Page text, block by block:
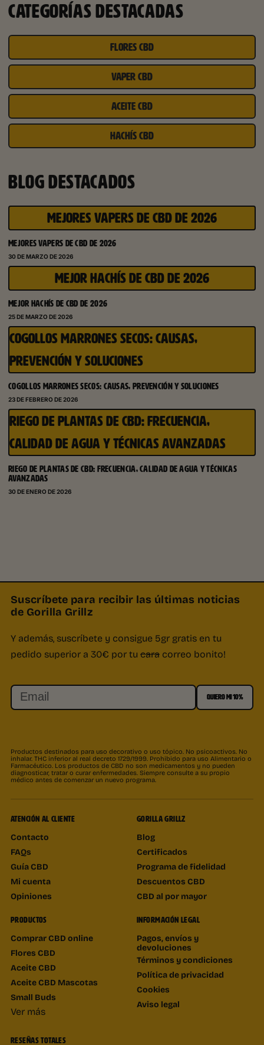
CATEGORÍAS DESTACADAS
FLORES CBD
VAPER CBD
ACEITE CBD
HACHÍS CBD
BLOG DESTACADOS
MEJORES VAPERS DE CBD DE 2026
MEJORES VAPERS DE CBD DE 2026
30 DE MARZO DE 2026
MEJOR HACHÍS DE CBD DE 2026
MEJOR HACHÍS DE CBD DE 2026
25 DE MARZO DE 2026
COGOLLOS MARRONES SECOS: CAUSAS,
PREVENCIÓN Y SOLUCIONES
COGOLLOS MARRONES SECOS: CAUSAS, PREVENCIÓN Y SOLUCIONES
23 DE FEBRERO DE 2026
RIEGO DE PLANTAS DE CBD: FRECUENCIA,
CALIDAD DE AGUA Y TÉCNICAS AVANZADAS
RIEGO DE PLANTAS DE CBD: FRECUENCIA, CALIDAD DE AGUA Y TÉCNICAS
AVANZADAS
30 DE ENERO DE 2026
Suscríbete para recibir las últimas noticias
de Gorilla Grillz
Y además, suscríbete y consigue 5gr gratis en tu
pedido superior a 30€ por tu cara correo bonito!
Email QUIERO MI 10%
Productos destinados para uso decorativo o uso tópico. No psicoactivos. No
inhalar. THC inferior al real decreto 1729/1999. Prohibido para uso Alimentario o
Farmacéutico. Los productos de CBD no son medicamentos y no pueden
diagnosticar, tratar o curar enfermedades. Siempre consulte a su propio
médico antes de comenzar un nuevo programa.
ATENCIÓN AL CLIENTE
Contacto
FAQs
Guía CBD
Mi cuenta
Opiniones
GORILLA GRILLZ
Blog
Certificados
Programa de fidelidad
Descuentos CBD
CBD al por mayor
PRODUCTOS
Comprar CBD online
Flores CBD
Aceite CBD
Aceite CBD Mascotas
Small Buds
Ver más
INFORMACIÓN LEGAL
Pagos, envíos y
devoluciones
Términos y condiciones
Política de privacidad
Cookies
Aviso legal
RESEÑAS TOTALES